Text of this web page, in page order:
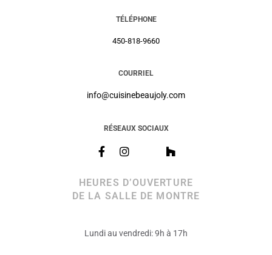
TÉLÉPHONE
450-818-9660
COURRIEL
info@cuisinebeaujoly.com
RÉSEAUX SOCIAUX
HEURES D’OUVERTURE
DE LA SALLE DE MONTRE
Lundi au vendredi: 9h à 17h